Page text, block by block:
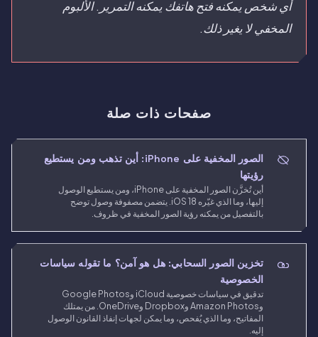
أي شخص يمكنه فتح هاتفك يمكنه التمرير. الألبوم
المخفي لا يغير ذلك.
صفحات ذات صلة
الصور المخفية على iPhone: أين تذهب ومن يستطيع
رؤيتها
أين تُخزَّن الصور المخفية على iPhone، ومن يستطيع الوصول
إليها، وما الذي غيّره iOS 18. يتضمن مصفوفة وصول توضح
بالتفصيل من يمكنه رؤية الصور المخفية في ظروف.
تخزين الصور السحابي: هل هو آمن؟ ما تقوله سياسات
الخصوصية
تدقيق في سياسات خصوصية iCloud وGoogle Photos
وAmazon Photos وDropbox وOneDrive. من يمتلك
المفاتيح، وما الذي يُفحص، وما يمكن لجهات إنفاذ القانون الوصول
إليه.